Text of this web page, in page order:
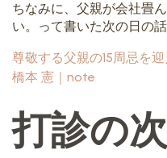
ちなみに、父親が会社畳
い。って書いた次の日の
尊敬する父親の15周忌を
橋本 憲｜note
打診の